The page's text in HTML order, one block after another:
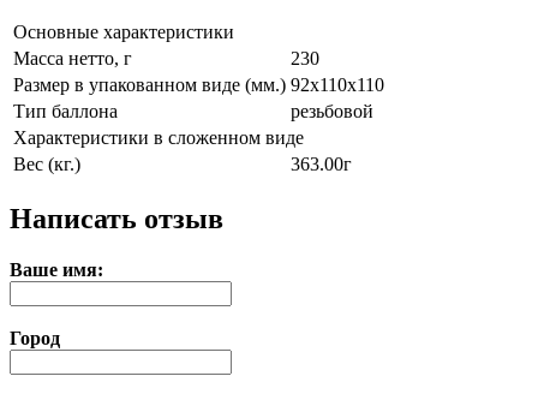
Основные характеристики
Масса нетто, г
230
Размер в упакованном виде (мм.) 92x110x110
Тип баллона
резьбовой
Характеристики в сложенном виде
Вес (кг.)
363.00г
Написать отзыв
Ваше имя:
Город